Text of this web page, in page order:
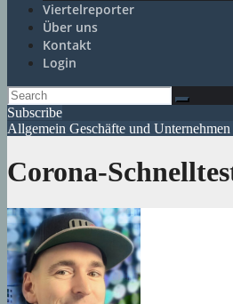
Viertelreporter
Über uns
Kontakt
Login
Subscribe
Allgemein Geschäfte und
Corona-